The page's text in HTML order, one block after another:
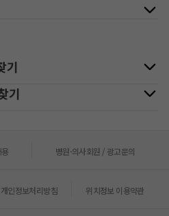
기
기
병원·의사회원 / 광고문의
개인정보처리방침 위치정보 이용약관